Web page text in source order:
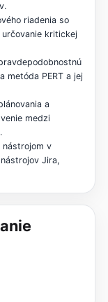
riadenia so
kritickej
metóda PERT a jej
a
medzi
nástrojom v
Jira,